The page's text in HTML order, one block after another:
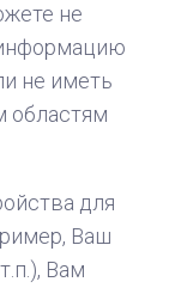
не
не иметь
областям
для
Ваш
Вам